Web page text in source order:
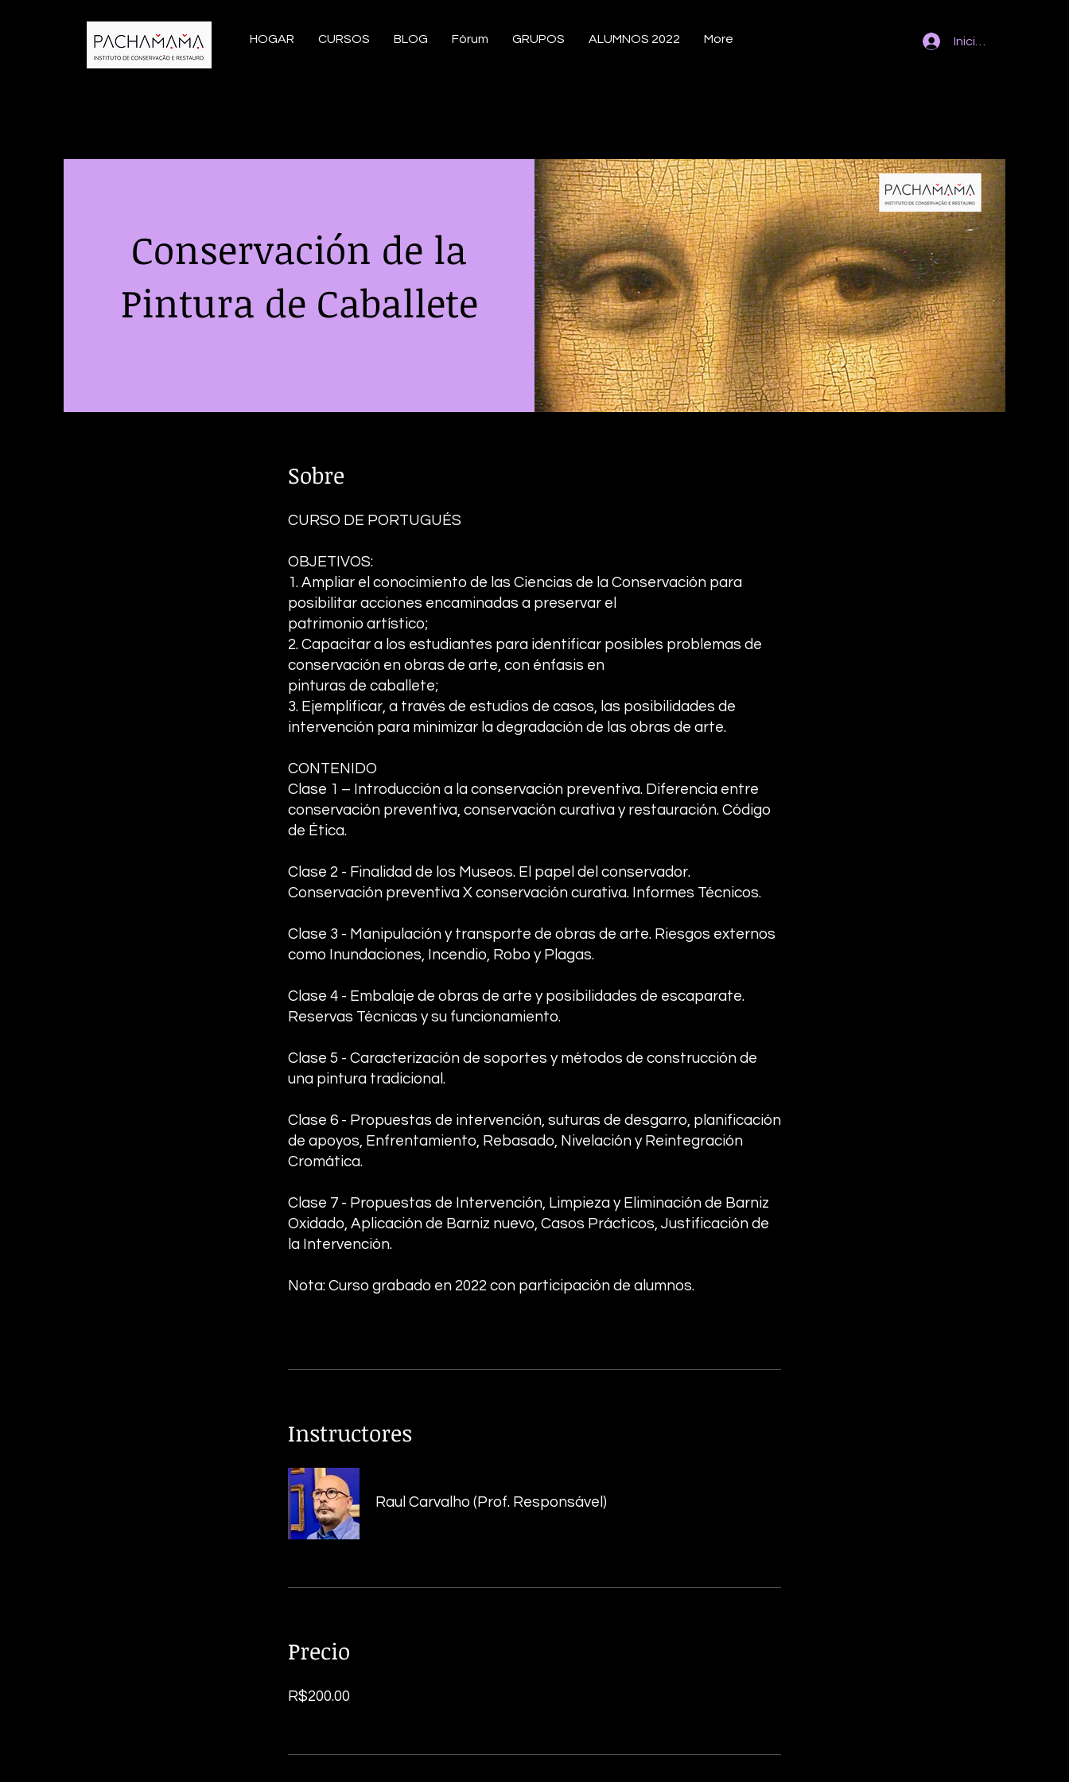
HOGAR CURSOS BLOG Fórum GRUPOS ALUMNOS 2022 More Iniciar sesión
Conservación de la
Pintura de Caballete
Sobre
CURSO DE PORTUGUÉS
OBJETIVOS:
1. Ampliar el conocimiento de las Ciencias de la Conservación para
posibilitar acciones encaminadas a preservar el
patrimonio artístico;
2. Capacitar a los estudiantes para identificar posibles problemas de
conservación en obras de arte, con énfasis en
pinturas de caballete;
3. Ejemplificar, a través de estudios de casos, las posibilidades de
intervención para minimizar la degradación de las obras de arte.
CONTENIDO
Clase 1 – Introducción a la conservación preventiva. Diferencia entre
conservación preventiva, conservación curativa y restauración. Código
de Ética.
Clase 2 - Finalidad de los Museos. El papel del conservador.
Conservación preventiva X conservación curativa. Informes Técnicos.
Clase 3 - Manipulación y transporte de obras de arte. Riesgos externos
como Inundaciones, Incendio, Robo y Plagas.
Clase 4 - Embalaje de obras de arte y posibilidades de escaparate.
Reservas Técnicas y su funcionamiento.
Clase 5 - Caracterización de soportes y métodos de construcción de
una pintura tradicional.
Clase 6 - Propuestas de intervención, suturas de desgarro, planificación
de apoyos, Enfrentamiento, Rebasado, Nivelación y Reintegración
Cromática.
Clase 7 - Propuestas de Intervención, Limpieza y Eliminación de Barniz
Oxidado, Aplicación de Barniz nuevo, Casos Prácticos, Justificación de
la Intervención.
Nota: Curso grabado en 2022 con participación de alumnos.
Instructores
Raul Carvalho (Prof. Responsável)
Precio
R$200.00